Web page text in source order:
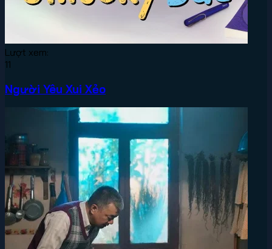
Lượt xem:
11
Người Yêu Xui Xẻo